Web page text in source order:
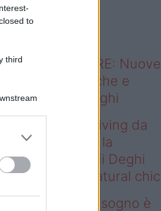
to
third
sapevi che...
ABITARE: Nuove
domestiche e
dei luoghi
– Avere un living da
è possibile: la
Karan di Deghi
sullo stile natural chic
un living da sogno è